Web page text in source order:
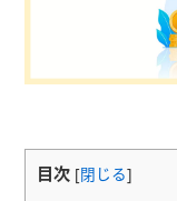
目次 [閉じる]